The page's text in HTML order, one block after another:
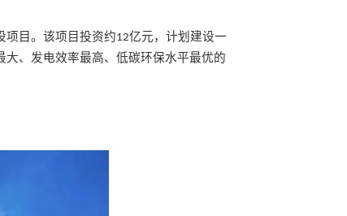
项目。该项目投资约12亿元，计划建设一
、发电效率最高、低碳环保水平最优的